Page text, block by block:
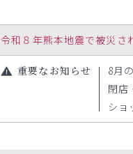
令和８年熊本地震で被災さ
重要なお知らせ
8月
閉店
ショ